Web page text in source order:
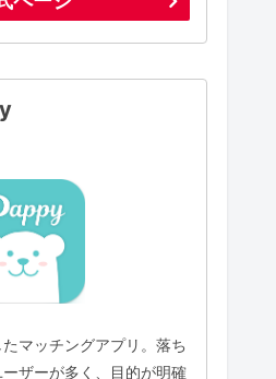
マッチングアプリ。落ち
ザーが多く、目的が明確